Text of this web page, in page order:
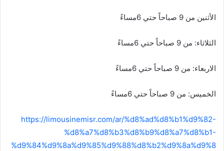
الأثنين من 9 صباحاً حتي 6مساءً
الثلاثاء: من 9 صباحاً حتي 6مساءً
الاربعاء: من 9 صباحاً حتي 6مساءً
الخميس: من 9 صباحاً حتي 6مساءً
https://limousinemisr.com/ar/%d8%ad%d8%b1%d9%82-
%d8%a7%d8%b3%d8%b9%d8%a7%d8%b1-
%d9%84%d9%8a%d9%85%d9%88%d8%b2%d9%8a%d9%8